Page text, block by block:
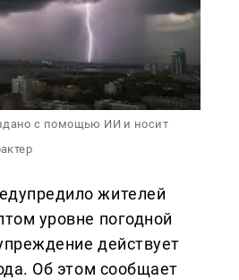
с помощью ИИ и носит
жителей
уровне погодной
действует
Об этом сообщает